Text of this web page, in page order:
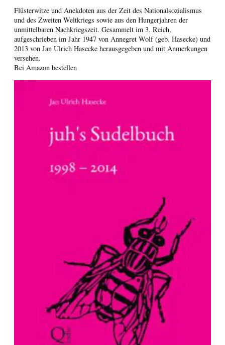
Flüsterwitze und Anekdoten aus der Zeit des Nationalsozialismus
und des Zweiten Weltkriegs sowie aus den Hungerjahren der
unmittelbaren Nachkriegszeit. Gesammelt im 3. Reich,
aufgeschrieben im Jahr 1947 von Annegret Wolf (geb. Hasecke) und
2013 von Jan Ulrich Hasecke herausgegeben und mit Anmerkungen
versehen.
Bei Amazon bestellen